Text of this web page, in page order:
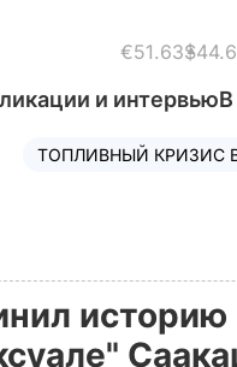
€51.63
и интервьюВ
ТОПЛИВНЫЙ КРИЗИС